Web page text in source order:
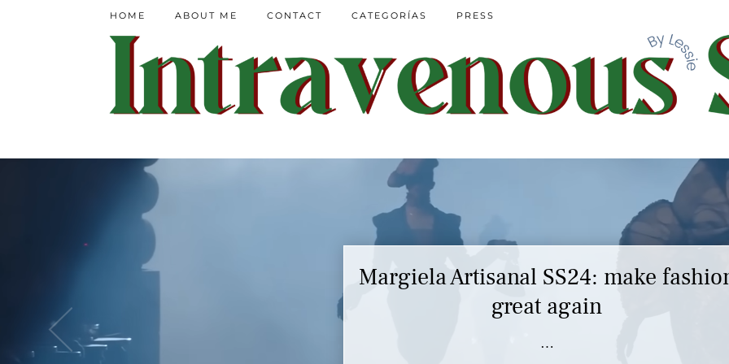
HOME ABOUT ME CONTACT CATEGORÍAS PRESS
Margiela Artisanal SS24: make
great again
…
Marc Jacobs SS23 y el buscar confort
en nuestros héroes
…